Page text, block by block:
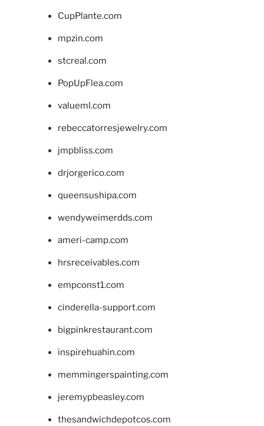
CupPlante.com
mpzin.com
stcreal.com
PopUpFlea.com
valueml.com
rebeccatorresjewelry.com
jmpbliss.com
drjorgerico.com
queensushipa.com
wendyweimerdds.com
ameri-camp.com
hrsreceivables.com
empconst1.com
cinderella-support.com
bigpinkrestaurant.com
inspirehuahin.com
memmingerspainting.com
jeremypbeasley.com
thesandwichdepotcos.com